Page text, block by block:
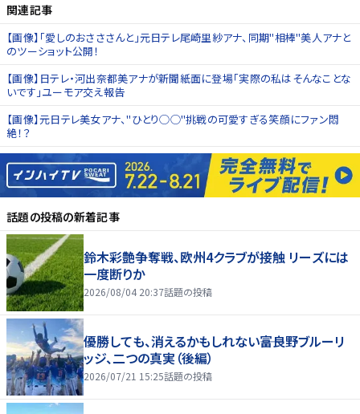
関連記事
【画像】「愛しのおさささんと」元日テレ尾崎里紗アナ、同期"相棒"美人アナと
のツーショット公開！
【画像】日テレ・河出奈都美アナが新聞紙面に登場「実際の私はそんなことな
いです」ユーモア交え報告
【画像】元日テレ美女アナ、"ひとり◯◯"挑戦の可愛すぎる笑顔にファン悶
絶！？
話題の投稿の新着記事
鈴木彩艶争奪戦、欧州4クラブが接触 リーズには
一度断りか
2026/08/04 20:37話題の投稿
優勝しても、消えるかもしれない――富良野ブルーリ
ッジ、二つの真実（後編）
2026/07/21 15:25話題の投稿